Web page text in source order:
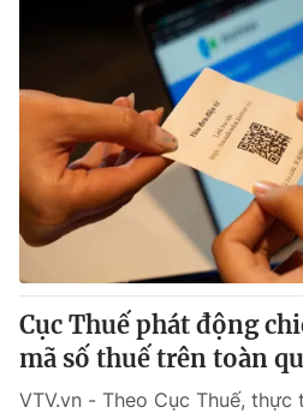
Cục Thuế phát động
mã số thuế trên toàn
VTV.vn - Theo Cục Thuế, thực